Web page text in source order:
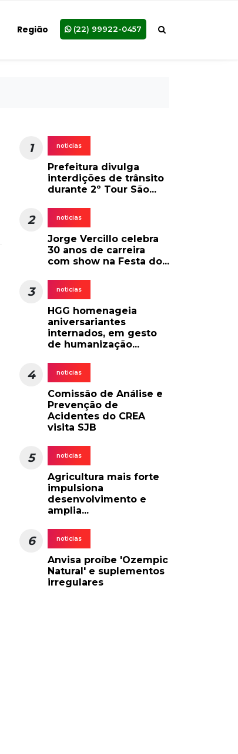
Região (22) 99922-0457
1 noticias
Prefeitura divulga
interdições de trânsito
durante 2º Tour São...
2 noticias
Jorge Vercillo celebra
30 anos de carreira
com show na Festa do...
3 noticias
HGG homenageia
aniversariantes
internados, em gesto
de humanização...
4 noticias
Comissão de Análise e
Prevenção de
Acidentes do CREA
visita SJB
5 noticias
Agricultura mais forte
impulsiona
desenvolvimento e
amplia...
6 noticias
Anvisa proíbe 'Ozempic
Natural' e suplementos
irregulares